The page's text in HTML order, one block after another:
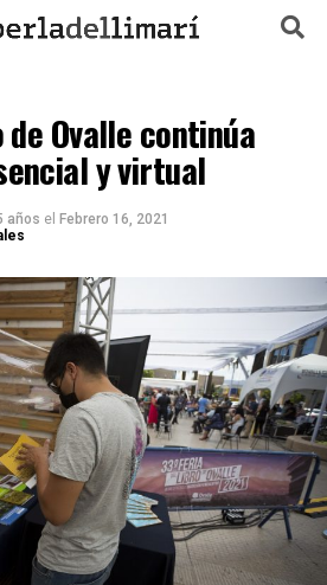
Ovalle continúa
y virtual
años el Febrero 16, 2021